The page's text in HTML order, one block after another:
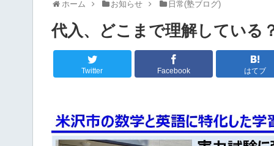
ホーム お知らせ 日常(塾ブログ)
代入、どこまで理解している
Twitter Facebook はてブ